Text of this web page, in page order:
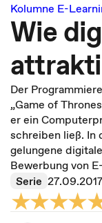
Kolumne E-
Wie
Der
„Game of
er ein
schreiben ließ. In
gelungene
Bewerbung von
Serie